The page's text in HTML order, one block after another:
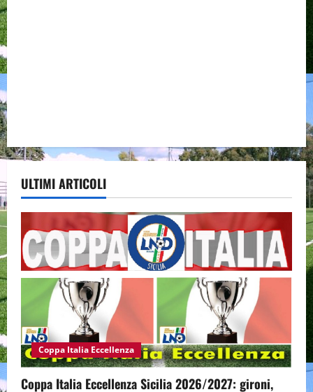
ULTIMI ARTICOLI
Coppa Italia Eccellenza
Coppa Italia Eccellenza Sicilia 2026/2027: gironi,